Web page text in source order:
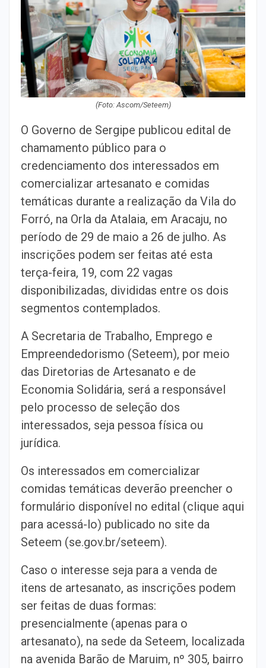
(Foto: Ascom/Seteem)
O Governo de Sergipe publicou edital de
chamamento público para o
credenciamento dos interessados em
comercializar artesanato e comidas
temáticas durante a realização da Vila do
Forró, na Orla da Atalaia, em Aracaju, no
período de 29 de maio a 26 de julho. As
inscrições podem ser feitas até esta
terça-feira, 19, com 22 vagas
disponibilizadas, divididas entre os dois
segmentos contemplados.
A Secretaria de Trabalho, Emprego e
Empreendedorismo (Seteem), por meio
das Diretorias de Artesanato e de
Economia Solidária, será a responsável
pelo processo de seleção dos
interessados, seja pessoa física ou
jurídica.
Os interessados em comercializar
comidas temáticas deverão preencher o
formulário disponível no edital (clique aqui
para acessá-lo) publicado no site da
Seteem (se.gov.br/seteem).
Caso o interesse seja para a venda de
itens de artesanato, as inscrições podem
ser feitas de duas formas:
presencialmente (apenas para o
artesanato), na sede da Seteem, localizada
na avenida Barão de Maruim, nº 305, bairro